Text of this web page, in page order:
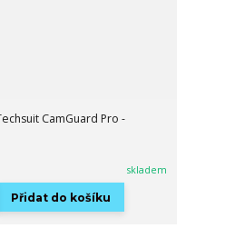
CamGuard Pro -
skladem
Přidat do košíku